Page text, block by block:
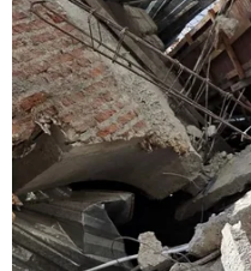
Cử tri Mỹ bỏ phiếu bầu
ở Manhattan, New York,
Ngày 6/11, truyền
điểm bỏ phiếu tại
những bang quan